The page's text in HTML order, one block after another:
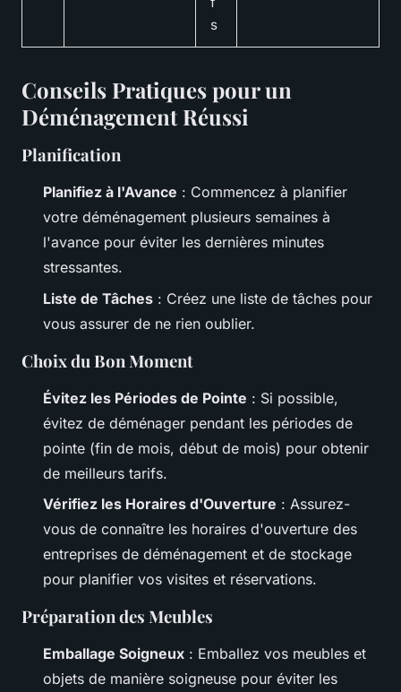
s
Conseils Pratiques pour un
Déménagement Réussi
Planification
Planifiez à l'Avance : Commencez à planifier
votre déménagement plusieurs semaines à
l'avance pour éviter les dernières minutes
stressantes.
Liste de Tâches : Créez une liste de tâches pour
vous assurer de ne rien oublier.
Choix du Bon Moment
Évitez les Périodes de Pointe : Si possible,
évitez de déménager pendant les périodes de
pointe (fin de mois, début de mois) pour obtenir
de meilleurs tarifs.
Vérifiez les Horaires d'Ouverture : Assurez-
vous de connaître les horaires d'ouverture des
entreprises de déménagement et de stockage
pour planifier vos visites et réservations.
Préparation des Meubles
Emballage Soigneux : Emballez vos meubles et
objets de manière soigneuse pour éviter les